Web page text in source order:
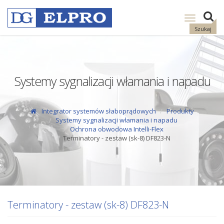
Szukaj
Pokaż
nawigację
Systemy sygnalizacji włamania i napadu
Integrator systemów słaboprądowych
Produkty
Systemy sygnalizacji włamania i napadu
Ochrona obwodowa Intelli-Flex
Terminatory - zestaw (sk-8) DF823-N
Terminatory - zestaw (sk-8) DF823-N